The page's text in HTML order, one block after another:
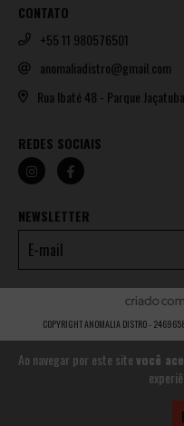
Ao navegar por este sitevocê
CONTATO
+55 11 980576501
anomaliadistro@gmail.com
Rua Ibaté 48 - Parque
REDES SOCIAIS
NEWSLETTER
COPYRIGHT ANOMALIA DISTRO -